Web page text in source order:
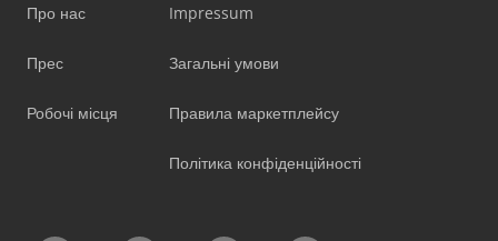
Про нас
Прес
Робочі місця
Impressum
Загальні умови
Правила маркетплейсу
Політика конфіденційності